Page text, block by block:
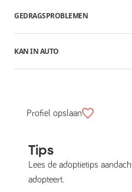
GEDRAGSPROBLEMEN
KAN IN AUTO
Profiel opslaan
Tips
Lees de adoptietips
adopteert.